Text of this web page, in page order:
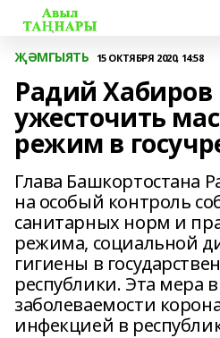
ҖӘМГЫЯТЬ 15 ОКТЯБРЯ 2020, 14:58
Радий Хабиров
ужесточить
режим в
Глава Башкортостана
на особый контроль
санитарных норм и
режима, социальной
гигиены в
республики. Эта мера
заболеваемости
инфекцией в